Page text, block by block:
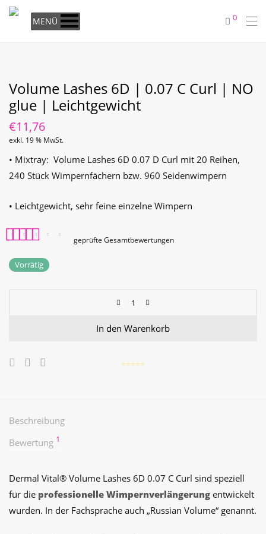
MENÜ 0
⭐️⭐️⭐️⭐️⭐️
Volume Lashes 6D | 0.07 C Curl | NO
glue | Leichtgewicht
€11,76
exkl. 19 % MwSt.
• Mixtray: Volume Lashes 6D 0.07 D Curl mit 20 Reihen,
240 Stück Wimpernfächern bzw. 960 Seidenwimpern
• Leichtgewicht, sehr feine einzelne Wimpern
von 5, basierend
geprüfte Gesamtbewertungen
Vorrätig
In den Warenkorb
Beschreibung
Bewertung 1
Dermal Vital® Volume Lashes 6D 0.07 C Curl sind speziell
für die professionelle Wimpernverlängerung entwickelt
wurden. In der Fachsprache auch „Russian Volume“ genannt.